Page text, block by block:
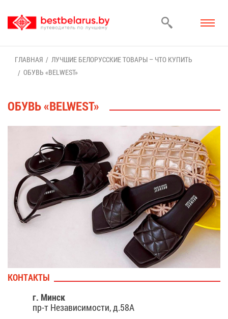
ГЛАВ­НАЯ
ЛУЧ­ШИЕ БЕ­ЛО­РУС­СКИЕ ТО­ВА­РЫ – ЧТО КУ­ПИТЬ
ОБУВЬ «BELWEST»
ОБУВЬ «BELWEST»
КОН­ТАК­ТЫ
г. Минск
пр-т Независимости, д.58А